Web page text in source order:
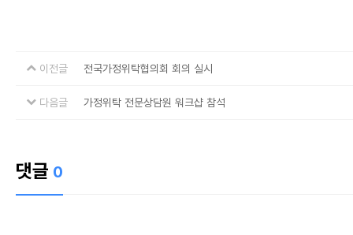
이전글 전국가정위탁협의회 회의 실시
다음글 가정위탁 전문상담원 워크샵 참석
댓글 0